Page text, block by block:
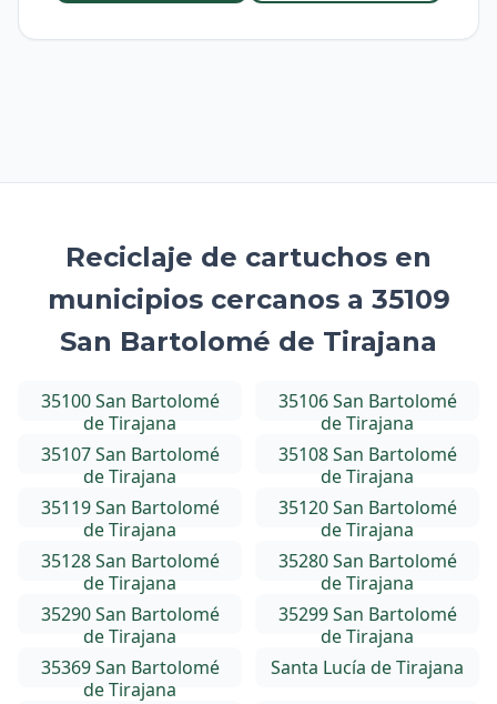
Reciclaje de cartuchos en
municipios cercanos a 35109
San Bartolomé de Tirajana
35100 San Bartolomé
de Tirajana
35106 San Bartolomé
de Tirajana
35107 San Bartolomé
de Tirajana
35108 San Bartolomé
de Tirajana
35119 San Bartolomé
de Tirajana
35120 San Bartolomé
de Tirajana
35128 San Bartolomé
de Tirajana
35280 San Bartolomé
de Tirajana
35290 San Bartolomé
de Tirajana
35299 San Bartolomé
de Tirajana
35369 San Bartolomé
de Tirajana
Santa Lucía de Tirajana